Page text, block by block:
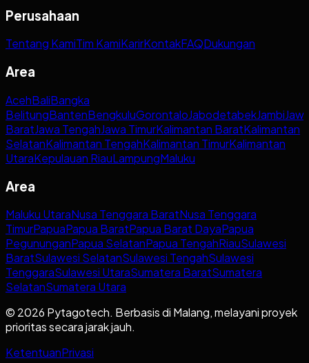
Perusahaan
Tentang KamiTim KamiKarirKontakFAQDukungan
Area
AcehBaliBangka
BelitungBantenBengkuluGorontaloJabodetabekJambi
BaratJawa TengahJawa TimurKalimantan BaratKalimantan
SelatanKalimantan TengahKalimantan TimurKalimantan
UtaraKepulauan RiauLampungMaluku
Area
Maluku UtaraNusa Tenggara BaratNusa Tenggara
TimurPapuaPapua BaratPapua Barat DayaPapua
PegununganPapua SelatanPapua TengahRiauSulawesi
BaratSulawesi SelatanSulawesi TengahSulawesi
TenggaraSulawesi UtaraSumatera BaratSumatera
SelatanSumatera Utara
© 2026 Pytagotech. Berbasis di Malang, melayani proyek
prioritas secara jarak jauh.
KetentuanPrivasi